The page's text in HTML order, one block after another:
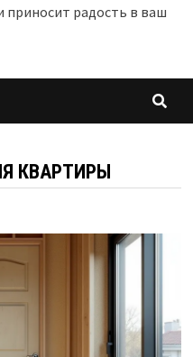
приносит радость в ваш
КВАРТИРЫ